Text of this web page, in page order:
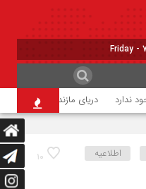
دریای مازندران موقتاً تعطیل
۱۰
اطلاعیه